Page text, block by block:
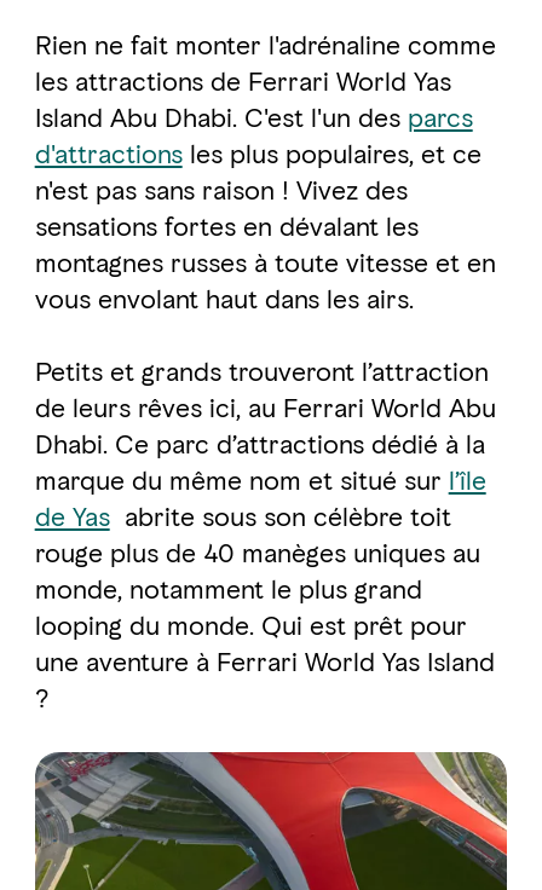
Rien ne fait monter l'adrénaline comme
les attractions de Ferrari World Yas
Island Abu Dhabi. C'est l'un des parcs
d'attractionsles plus populaires, et ce
n'est pas sans raison ! Vivez des
sensations fortes en dévalant les
montagnes russes à toute vitesse et en
vous envolant haut dans les airs.
Petits et grands trouveront l’attraction
de leurs rêves ici, au Ferrari World Abu
Dhabi. Ce parc d’attractions dédié à la
marque du même nom et situé sur l’île
de Yasabrite sous son célèbre toit
rouge plus de 40 manèges uniques au
monde, notamment le plus grand
looping du monde. Qui est prêt pour
une aventure à Ferrari World Yas Island
?